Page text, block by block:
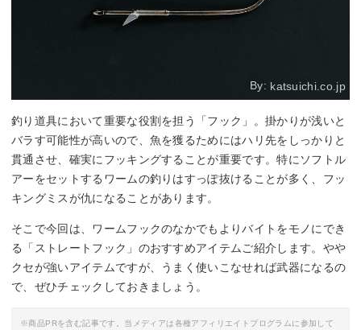
By: katsuichi.co.jp
釣り道具において重要な役割を担う「フック」。掛かりが浅いと
バラす可能性が高いので、魚を獲るためにはハリ先をしっかりと
貫通させ、確実にフッキングすることが重要です。特にソフトル
アーをセットするワームの釣りはすっぽ抜けることが多く、フッ
キングミスが仇になることがあります。
そこで今回は、ワームフックのなかでもよりバイトをモノにでき
る「ストレートフック」のおすすめアイテムご紹介します。やや
クセが強いアイテムですが、うまく使いこなせれば武器になるの
で、ぜひチェックしておきましょう。
※商品PRを含む記事です。当メディアは各種アフィリエイトプログラムに参加して